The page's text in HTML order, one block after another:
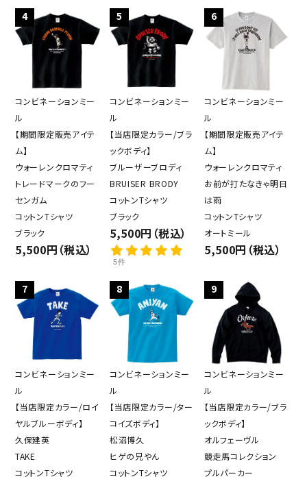
カテゴリー
検索する
close
4
コンビネーションミー
ル
【期間限定販売アイテ
ム】
ウォーレンクロマティ
トレードマークのフー
センガム
コットンTシャツ
ブラック
5,500円（税込）
5
コンビネーションミー
ル
【当店限定カラー/ブラ
ックボディ】
ブルーザーブロディ
BRUISER BRODY
コットンTシャツ
ブラック
5,500円（税込）
5件
6
コンビネーションミー
ル
【期間限定販売アイテ
ム】
ウォーレンクロマティ
お前が打たなきゃ明日
は雨
コットンTシャツ
オートミール
5,500円（税込）
7
コンビネーションミー
ル
【当店限定カラー/ロイ
ヤルブルーボディ】
久保建英
TAKE
コットンTシャツ
8
コンビネーションミー
ル
【当店限定カラー/ター
コイズボディ】
松沼博久
ヒゲの兄やん
コットンTシャツ
9
コンビネーションミー
ル
【当店限定カラー/ブラ
ックボディ】
オルフェーヴル
競走馬コレクション
プルパーカー